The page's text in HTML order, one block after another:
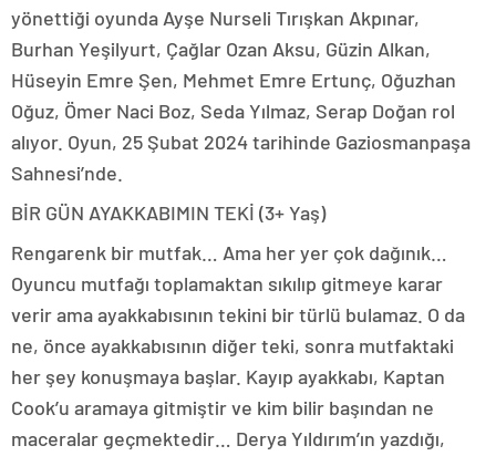
yönettiği oyunda Ayşe Nurseli Tırışkan Akpınar,
Burhan Yeşilyurt, Çağlar Ozan Aksu, Güzin Alkan,
Hüseyin Emre Şen, Mehmet Emre Ertunç, Oğuzhan
Oğuz, Ömer Naci Boz, Seda Yılmaz, Serap Doğan rol
alıyor. Oyun, 25 Şubat 2024 tarihinde Gaziosmanpaşa
Sahnesi’nde.
BİR GÜN AYAKKABIMIN TEKİ (3+ Yaş)
Rengarenk bir mutfak… Ama her yer çok dağınık…
Oyuncu mutfağı toplamaktan sıkılıp gitmeye karar
verir ama ayakkabısının tekini bir türlü bulamaz. O da
ne, önce ayakkabısının diğer teki, sonra mutfaktaki
her şey konuşmaya başlar. Kayıp ayakkabı, Kaptan
Cook’u aramaya gitmiştir ve kim bilir başından ne
maceralar geçmektedir… Derya Yıldırım’ın yazdığı,